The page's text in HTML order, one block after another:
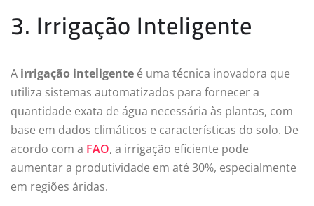
3. Irrigação Inteligente
A irrigação inteligente é uma técnica inovadora que
utiliza sistemas automatizados para fornecer a
quantidade exata de água necessária às plantas, com
base em dados climáticos e características do solo. De
acordo com a FAO, a irrigação eficiente pode
aumentar a produtividade em até 30%, especialmente
em regiões áridas.